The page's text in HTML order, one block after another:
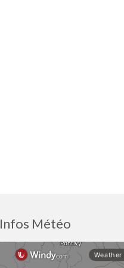
Infos Météo